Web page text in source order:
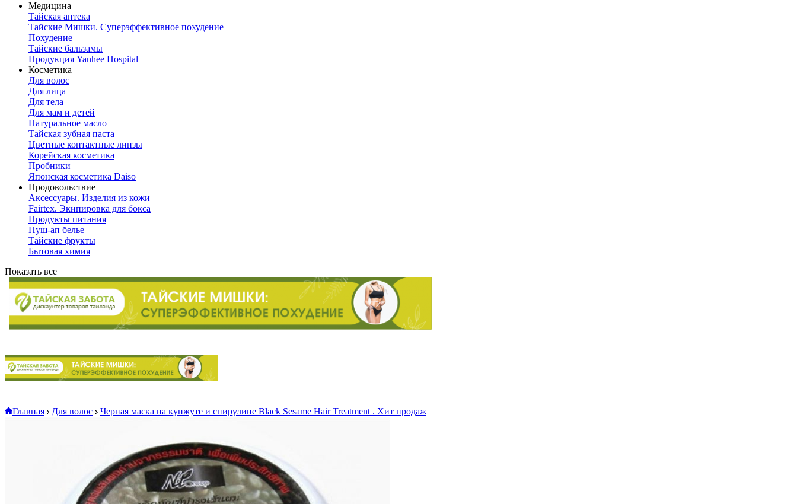
Медицина
Тайская аптека
Тайские Мишки. Суперэффективное похудение
Похудение
Тайские бальзамы
Продукция Yanhee Hospital
Косметика
Для волос
Для лица
Для тела
Для мам и детей
Натуральное масло
Тайская зубная паста
Цветные контактные линзы
Корейская косметика
Пробники
Японская косметика Daiso
Продовольствие
Аксессуары. Изделия из кожи
Fairtex. Экипировка для бокса
Продукты питания
Пуш-ап белье
Тайские фрукты
Бытовая химия
Показать все
Главная Для волос Черная маска на кунжуте и спирулине Black Sesame Hair Treatment . Хит продаж